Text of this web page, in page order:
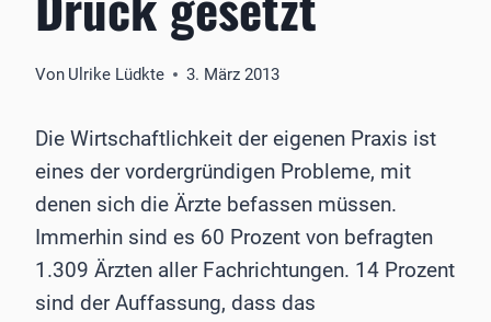
Von Ulrike Lüdkte 3. März 2013
Die Wirtschaftlichkeit der eigenen Praxis ist
eines der vordergründigen Probleme, mit
denen sich die Ärzte befassen müssen.
Immerhin sind es 60 Prozent von befragten
1.309 Ärzten aller Fachrichtungen. 14 Prozent
sind der Auffassung, dass das